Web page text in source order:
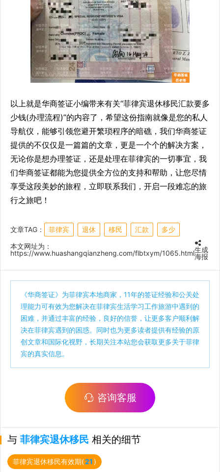
以上就是华商签证小编带来有关“菲律宾退休移民汇款要多
少钱(办理流程)”的内容了，希望这份指南就像是您的私人
导航仪，能够引领您避开繁琐程序的暗礁，我们华商签证
提供的不仅仅是一篇篇的文章，更是一个个的解决方案，
无论你是想办理签证，还是处理在菲律宾的一切事宜，我
们华商签证都能为您提供全方位的支持和帮助，让您尽情
享受这段美妙的旅程，立即联系我们，开启一段难忘的旅
行之旅吧！
文章TAG： 菲律宾 退休 移民 汇款
多少
本文网址为：
https://www.huashangqianzheng.com/flbtxym/1065.html生成
海报
《华商签证》为菲律宾本地商家，11年的签证经验和公关处
理能力可有效为您解决在菲律宾生活学习工作旅游中遇到的
困难，并通过丰富的经验，良好的信誉，让更多客户顺利解
决在菲律宾遇到的困惑。同时也为更多读者提供有经验的原
创文章和国际化视野，长期关注本站您会获取更多关于菲律
宾的真实信息。
咨询客服
与 菲律宾退休移民 相关的细节
菲律宾退休移民有效期(21)